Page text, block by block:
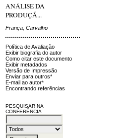
ANÁLISE DA
PRODUÇÃ...
França, Carvalho
Política de Avaliação
Exibir biografia do autor
Como citar este documento
Exibir metadados
Versão de Impressão
Enviar para outros*
E-mail ao autor*
Encontrando referências
PESQUISAR NA
CONFERÊNCIA